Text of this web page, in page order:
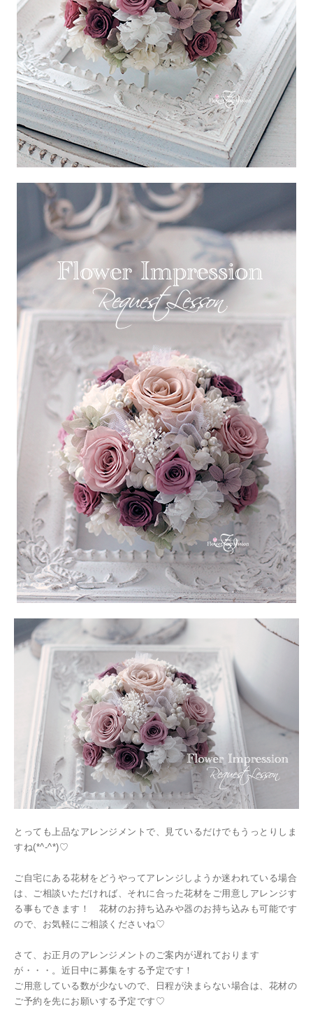
とっても上品なアレンジメントで、見ているだけでもうっとりしま
すね(*^-^*)♡
ご自宅にある花材をどうやってアレンジしようか迷われている場合
は、ご相談いただければ、それに合った花材をご用意しアレンジす
る事もできます！ 花材のお持ち込みや器のお持ち込みも可能です
ので、お気軽にご相談くださいね♡
さて、お正月のアレンジメントのご案内が遅れております
が・・・。近日中に募集をする予定です！
ご用意している数が少ないので、日程が決まらない場合は、花材の
ご予約を先にお願いする予定です♡